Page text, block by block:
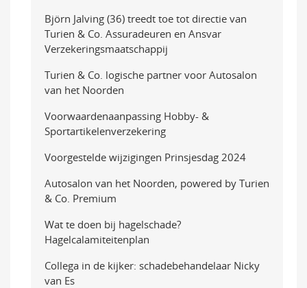
Björn Jalving (36) treedt toe tot directie van
Turien & Co. Assuradeuren en Ansvar
Verzekeringsmaatschappij
Turien & Co. logische partner voor Autosalon
van het Noorden
Voorwaardenaanpassing Hobby- &
Sportartikelenverzekering
Voorgestelde wijzigingen Prinsjesdag 2024
Autosalon van het Noorden, powered by Turien
& Co. Premium
Wat te doen bij hagelschade?
Hagelcalamiteitenplan
Collega in de kijker: schadebehandelaar Nicky
van Es